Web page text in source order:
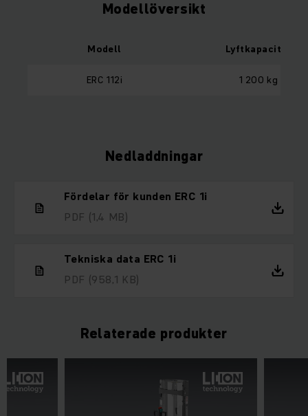
Modellöversikt
Modell Lyftkapacitet
ERC 112i 1 200 kg
Nedladdningar
Fördelar för kunden ERC 1i
PDF (1,4 MB)
Tekniska data ERC 1i
PDF (958,1 KB)
Relaterade produkter